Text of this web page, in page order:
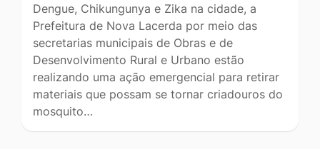
Dengue, Chikungunya e Zika na cidade, a
Prefeitura de Nova Lacerda por meio das
secretarias municipais de Obras e de
Desenvolvimento Rural e Urbano estão
realizando uma ação emergencial para retirar
materiais que possam se tornar criadouros do
mosquito…